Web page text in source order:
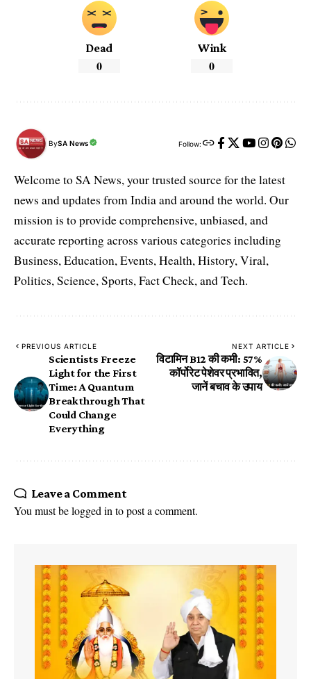
Dead
0
Wink
0
BySA News Follow:
Welcome to SA News, your trusted source for the latest
news and updates from India and around the world. Our
mission is to provide comprehensive, unbiased, and
accurate reporting across various categories including
Business, Education, Events, Health, History, Viral,
Politics, Science, Sports, Fact Check, and Tech.
PREVIOUS ARTICLE
Scientists Freeze
Light for the First
Time: A Quantum
Breakthrough That
Could Change
Everything
NEXT ARTICLE
विटामिन B12 की कमी: 57%
कॉर्पोरेट पेशेवर प्रभावित,
जानें बचाव के उपाय
Leave a Comment
You must belogged in to post a comment.